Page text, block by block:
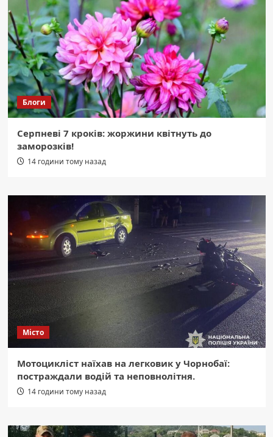
Блоги
Серпневі 7 кроків: жоржини квітнуть до
заморозків!
14 години тому назад
Місто
Мотоцикліст наїхав на легковик у Чорнобаї:
постраждали водій та неповнолітня.
14 години тому назад